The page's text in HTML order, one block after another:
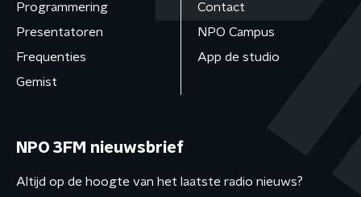
Programmering
Presentatoren
Frequenties
Gemist
Contact
NPO Campus
App de studio
NPO 3FM nieuwsbrief
Altijd op de hoogte van het laatste radio nieuws?